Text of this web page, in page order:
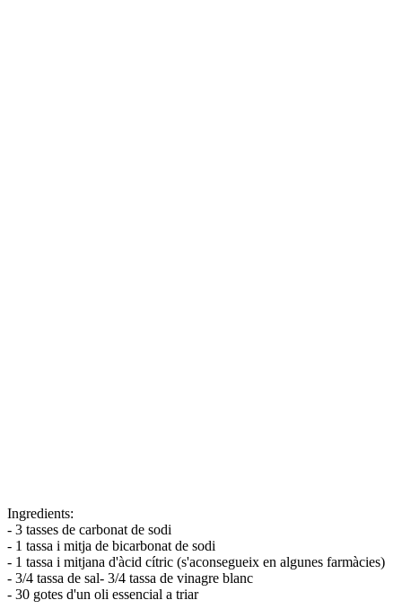
Ingredients:
- 3 tasses de carbonat de sodi
- 1 tassa i mitja de bicarbonat de sodi
- 1 tassa i mitjana d'àcid cítric (s'aconsegueix en algunes farmàcies)
- 3/4 tassa de sal- 3/4 tassa de vinagre blanc
- 30 gotes d'un oli essencial a triar